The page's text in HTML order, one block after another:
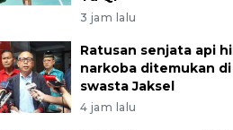
3 jam lalu
Ratusan senjata api
narkoba ditemukan
swasta Jaksel
4 jam lalu